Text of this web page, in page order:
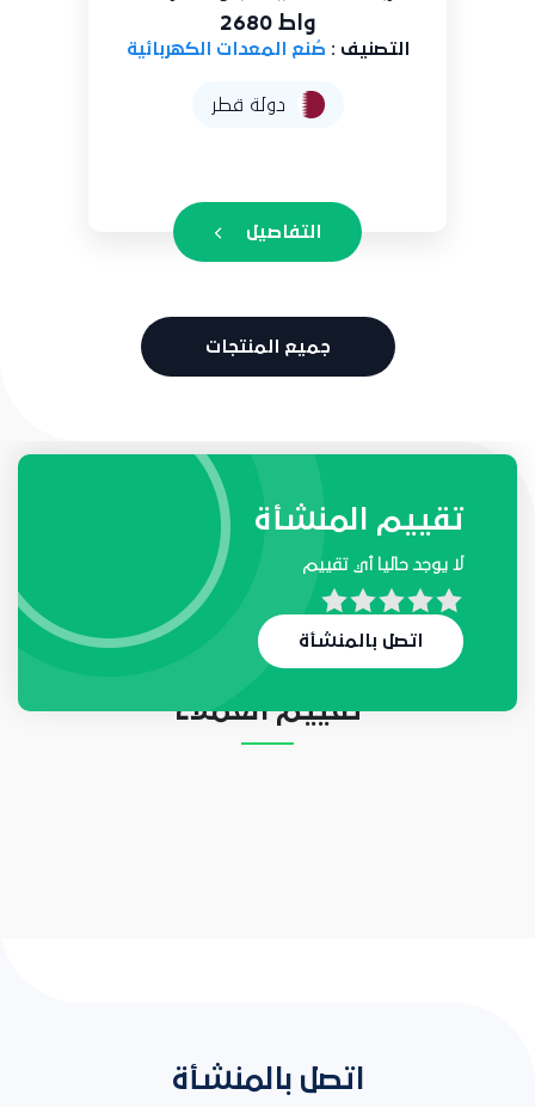
واط 2680
التصنيف : صُنع المعدات الكهربائية
دولة قطر
التفاصيل
جميع المنتجات
طلبات واحتياجات المنشأة
لا يوجد حاليا أي طلب
تقييم العملاء
تقييم المنشأة
لا يوجد حاليا أي تقييم
اتصل بالمنشأة
اتصل بالمنشأة